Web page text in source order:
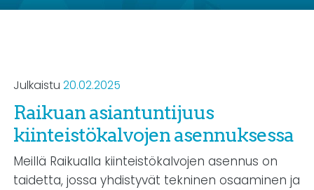
Julkaistu20.02.2025
Raikuan asiantuntijuus
kiinteistökalvojen asennuksessa
Meillä Raikualla kiinteistökalvojen asennus on
taidetta, jossa yhdistyvät tekninen osaaminen ja